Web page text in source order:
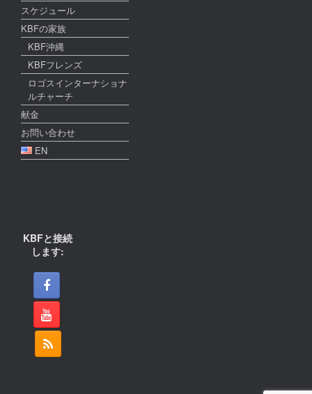
スケジュール
KBFの家族
KBF沖縄
KBFフレンズ
ロゴスインターナショナ
ルチャーチ
献金
お問い合わせ
EN
KBFと接続
します: